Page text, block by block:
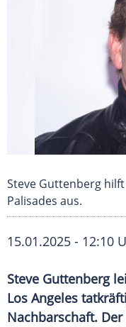
Steve Guttenberg
Palisades aus.
15.01.2025 - 12:10
Steve Guttenberg
Los Angeles
Nachbarschaft.